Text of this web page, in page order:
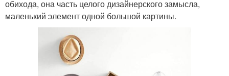
обихода, она часть целого дизайнерского замысла,
маленький элемент одной большой картины.